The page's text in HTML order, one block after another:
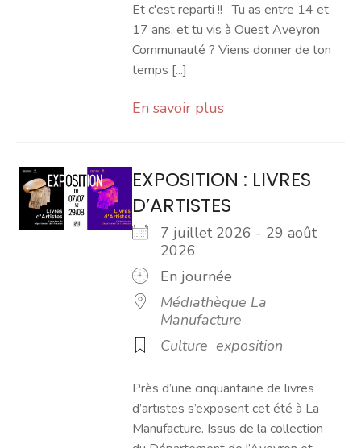
Et c'est reparti !! Tu as entre 14 et
17 ans, et tu vis à Ouest Aveyron
Communauté ? Viens donner de ton
temps [...]
En savoir plus
EXPOSITION : LIVRES
D’ARTISTES
7 juillet 2026 - 29 août
2026
En journée
Médiathèque La
Manufacture
Culture exposition
Près d’une cinquantaine de livres
d’artistes s’exposent cet été à La
Manufacture. Issus de la collection